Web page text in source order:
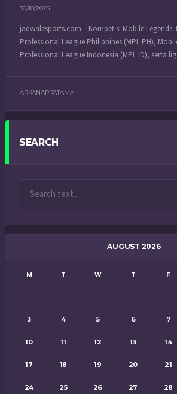
30/10/2025
jadwalesports.com – Kompetisi Mobile Legends:
Professional League Philippines (MPL PH),
Professional League Indonesia (MPL ID), serta
ARKANAPRATAMA
SEARCH
AUGUST 2026
M T W T F
3 4 5 6 7
10 11 12 13 14
17 18 19 20 21
24 25 26 27 28